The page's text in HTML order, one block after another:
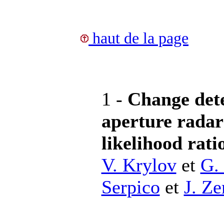
haut de la page
1 - Change
aperture
likelihood
V. Krylovet G.
Serpico et J.